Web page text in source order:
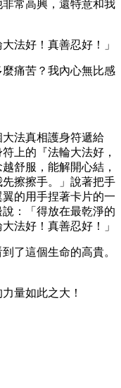
常高興，還特意和我
法好！真善忍好！」
痛苦？我內心無比感
法真相護身符遞給
上的『法輪大法好，
舒服，能解開心結，
擦擦手。」說著把手
的用手捏著卡片的一
：「得放在最乾淨的
法好！真善忍好！」
了這個生命的高貴。
量如此之大！